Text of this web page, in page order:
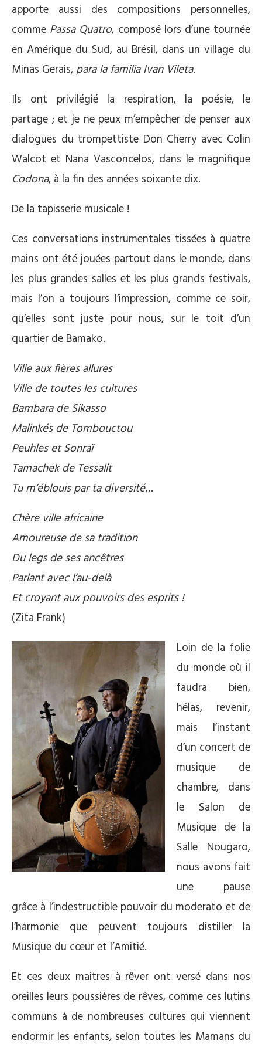
apporte aussi des compositions personnelles,
comme Passa Quatro, composé lors d’une tournée
en Amérique du Sud, au Brésil, dans un village du
Minas Gerais,para la familia Ivan Vileta.
Ils ont privilégié la respiration, la poésie, le
partage ; et je ne peux m’empêcher de penser aux
dialogues du trompettiste Don Cherry avec Colin
Walcot et Nana Vasconcelos, dans le magnifique
Codona, à la fin des années soixante dix.
De la tapisserie musicale !
Ces conversations instrumentales tissées à quatre
mains ont été jouées partout dans le monde, dans
les plus grandes salles et les plus grands festivals,
mais l’on a toujours l’impression, comme ce soir,
qu’elles sont juste pour nous, sur le toit d’un
quartier de Bamako.
Ville aux fières allures
Ville de toutes les cultures
Bambara de Sikasso
Malinkés de Tombouctou
Peuhles et Sonraï
Tamachek de Tessalit
Tu m’éblouis par ta diversité…
Chère ville africaine
Amoureuse de sa tradition
Du legs de ses ancêtres
Parlant avec l’au-delà
Et croyant aux pouvoirs des esprits !
(Zita Frank)
Loin de la folie
du monde où il
faudra bien,
hélas, revenir,
mais l’instant
d’un concert de
musique de
chambre, dans
le Salon de
Musique de la
Salle Nougaro,
nous avons fait
une pause
grâce à l’indestructible pouvoir du moderato et de
l’harmonie que peuvent toujours distiller la
Musique du cœur et l’Amitié.
Et ces deux maitres à rêver ont versé dans nos
oreilles leurs poussières de rêves, comme ces lutins
communs à de nombreuses cultures qui viennent
endormir les enfants, selon toutes les Mamans du